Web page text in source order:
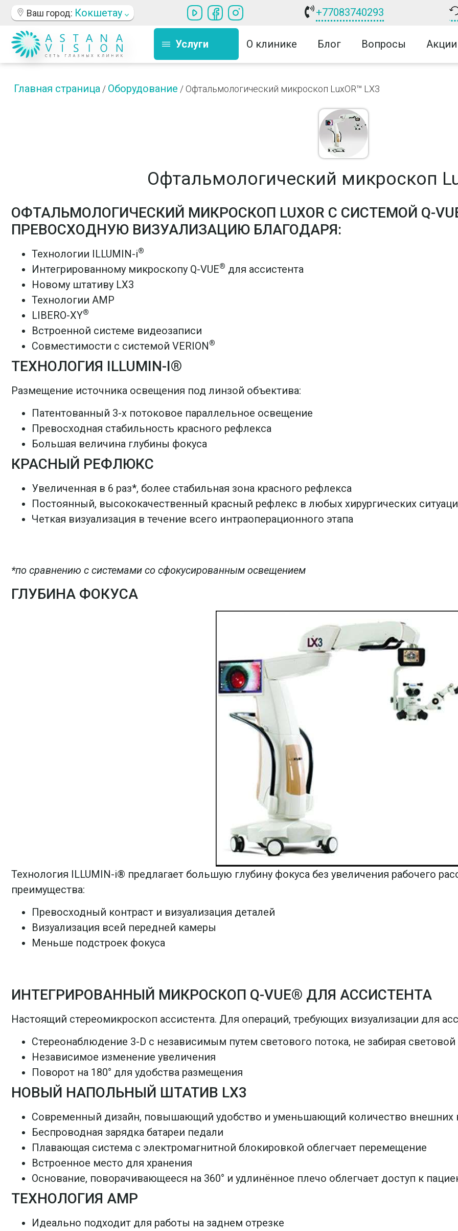
Ваш город: Кокшетау +77083740293
Услуги О клинике Блог Вопросы Акции
Главная страница / Оборудование / Офтальмологический микроскоп LuxOR™ LX3
Офтальмологический микроскоп
ОФТАЛЬМОЛОГИЧЕСКИЙ МИКРОСКОП LUXOR С СИСТЕМОЙ Q-
ПРЕВОСХОДНУЮ ВИЗУАЛИЗАЦИЮ БЛАГОДАРЯ:
Технологии ILLUMIN-i®
Интегрированному микроскопу Q-VUE® для ассистента
Новому штативу LX3
Технологии AMP
LIBERO-XY®
Встроенной системе видеозаписи
Совместимости с системой VERION®
ТЕХНОЛОГИЯ ILLUMIN-I®
Размещение источника освещения под линзой объектива:
Патентованный 3-х потоковое параллельное освещение
Превосходная стабильность красного рефлекса
Большая величина глубины фокуса
КРАСНЫЙ РЕФЛЮКС
Увеличенная в 6 раз*, более стабильная зона красного рефлекса
Постоянный, высококачественный красный рефлекс в любых хирургических
Четкая визуализация в течение всего интраоперационного этапа
*по сравнению с системами со сфокусированным освещением
ГЛУБИНА ФОКУСА
Технология ILLUMIN-i® предлагает большую глубину фокуса без увеличения рабочего
преимущества:
Превосходный контраст и визуализация деталей
Визуализация всей передней камеры
Меньше подстроек фокуса
ИНТЕГРИРОВАННЫЙ МИКРОСКОП Q-VUE® ДЛЯ АССИСТЕНТА
Настоящий стереомикроскоп ассистента. Для операций, требующих визуализации для
Стереонаблюдение 3-D с независимым путем светового потока, не забирая световой
Независимое изменение увеличения
Поворот на 180° для удобства размещения
НОВЫЙ НАПОЛЬНЫЙ ШТАТИВ LX3
Современный дизайн, повышающий удобство и уменьшающий количество внешних
Беспроводная зарядка батареи педали
Плавающая система с электромагнитной блокировкой облегчает перемещение
Встроенное место для хранения
Основание, поворачивающееся на 360° и удлинённое плечо облегчает доступ к
ТЕХНОЛОГИЯ AMP
Идеально подходит для работы на заднем отрезке